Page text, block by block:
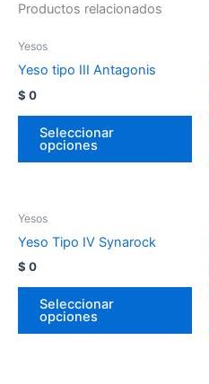
Productos relacionados
Yesos
Yeso tipo III Antagonis
$ 0
Seleccionar
opciones
Yesos
Yeso Tipo IV Synarock
$ 0
Seleccionar
opciones